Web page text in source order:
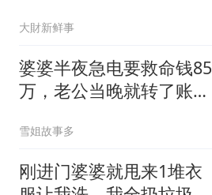
大財新鲜事
婆婆半夜急电要救命钱85
万，老公当晚就转了账，
雪姐故事多
刚进门婆婆就甩来1堆衣